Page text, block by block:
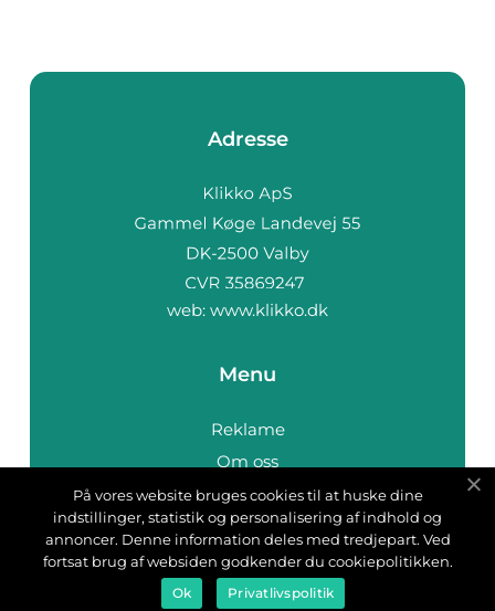
Adresse
web: www.klikko.dk
Menu
Reklame
Om oss
Cookies
Kontakt Oss
Sitemap
På vores website bruges cookies til at huske dine
indstillinger, statistik og personalisering af indhold og
annoncer. Denne information deles med tredjepart. Ved
fortsat brug af websiden godkender du cookiepolitikken.
Ok Privatlivspolitik